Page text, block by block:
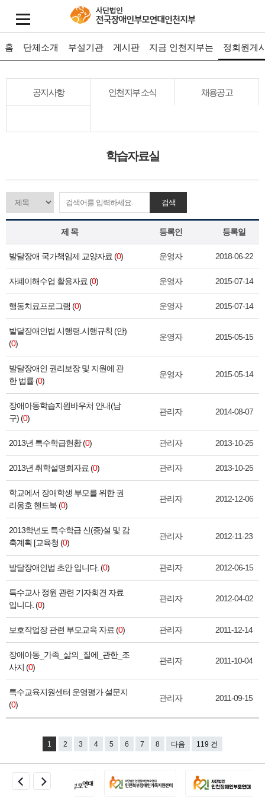
홈 단체소개 부설기관 게시판 지금 인천지부는 정회원게
공지사항 인천지부 소식 채용공고
학습자료실
검색
제 목 등록인 등록일
발달장애 국가책임제 교양자료 (0) 운영자 2018-06-22
자폐이해수업 활용자료 (0) 운영자 2015-07-14
행동치료프로그램 (0) 운영자 2015-07-14
발달장애인법 시행령.시행규칙 (안)
(0)
운영자 2015-05-15
발달장애인 권리보장 및 지원에 관
한 법률 (0)
운영자 2015-05-14
장애아동학습지원바우처 안내(남
구) (0)
관리자 2014-08-07
2013년 특수학급현황 (0) 관리자 2013-10-25
2013년 취학설명회자료 (0) 관리자 2013-10-25
학교에서 장애학생 부모를 위한 권
리옹호 핸드북 (0)
관리자 2012-12-06
2013학년도 특수학급 신(증)설 및 감
축계획 [교육청 (0)
관리자 2012-11-23
발달장애인법 초안 입니다. (0) 관리자 2012-06-15
특수교사 정원 관련 기자회견 자료
입니다. (0)
관리자 2012-04-02
보호작업장 관련 부모교육 자료 (0) 관리자 2011-12-14
장애아동_가족_삶의_질에_관한_조
사지 (0)
관리자 2011-10-04
특수교육지원센터 운영평가 설문지
(0)
관리자 2011-09-15
1 2 3 4 5 6 7 8 다음 119 건